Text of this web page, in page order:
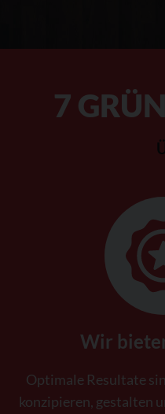
7
Wir
Optimale Resultate
konzipieren, gestalten